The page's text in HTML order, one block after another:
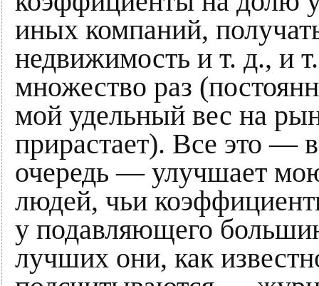
иных компаний,
недвижимость и т. д., и
множество раз
мой удельный вес на
прирастает). Все это —
очередь — улучшает
людей, чьи
у подавляющего
лучших они, как